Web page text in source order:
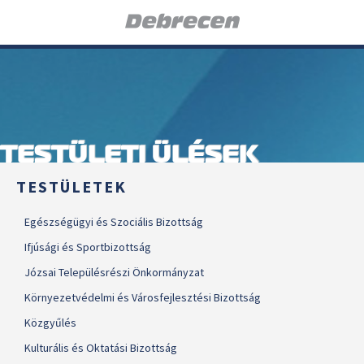
TESTÜLETI ÜLÉSEK
TESTÜLETEK
Egészségügyi és Szociális Bizottság
Ifjúsági és Sportbizottság
Józsai Településrészi Önkormányzat
Környezetvédelmi és Városfejlesztési Bizottság
Közgyűlés
Kulturális és Oktatási Bizottság